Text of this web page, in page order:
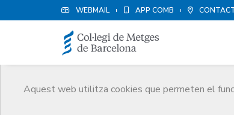
WEBMAIL APP COMB
Aquest web utilitza cookies que permeten el